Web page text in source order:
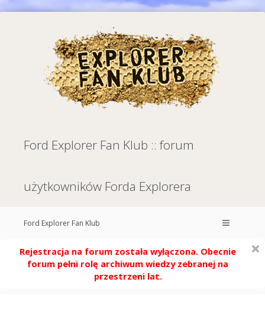
Ford Explorer Fan Klub :: forum
użytkowników Forda Explorera
Ford Explorer Fan Klub
Rejestracja na forum została wyłączona. Obecnie
forum pełni rolę archiwum wiedzy zebranej na
przestrzeni lat.